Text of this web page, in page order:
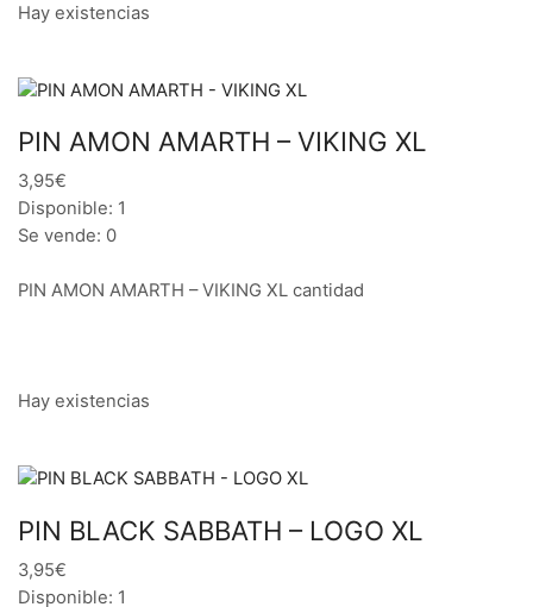
Hay existencias
PIN AMON AMARTH – VIKING XL
3,95€
Disponible: 1
Se vende: 0
PIN AMON AMARTH – VIKING XL cantidad
Hay existencias
PIN BLACK SABBATH – LOGO XL
3,95€
Disponible: 1